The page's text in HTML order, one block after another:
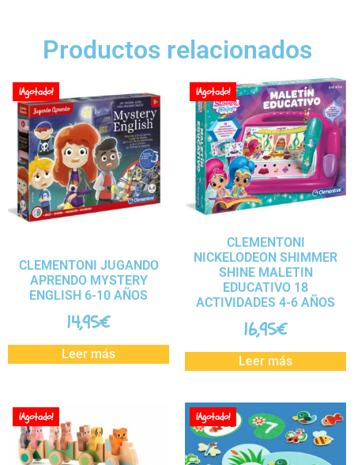
Productos relacionados
¡Agotado!
CLEMENTONI JUGANDO
APRENDO MYSTERY
ENGLISH 6-10 AÑOS
14,95€
Leer más
¡Agotado!
CLEMENTONI
NICKELODEON SHIMMER
SHINE MALETIN
EDUCATIVO 18
ACTIVIDADES 4-6 AÑOS
16,95€
Leer más
¡Agotado! ¡Agotado!